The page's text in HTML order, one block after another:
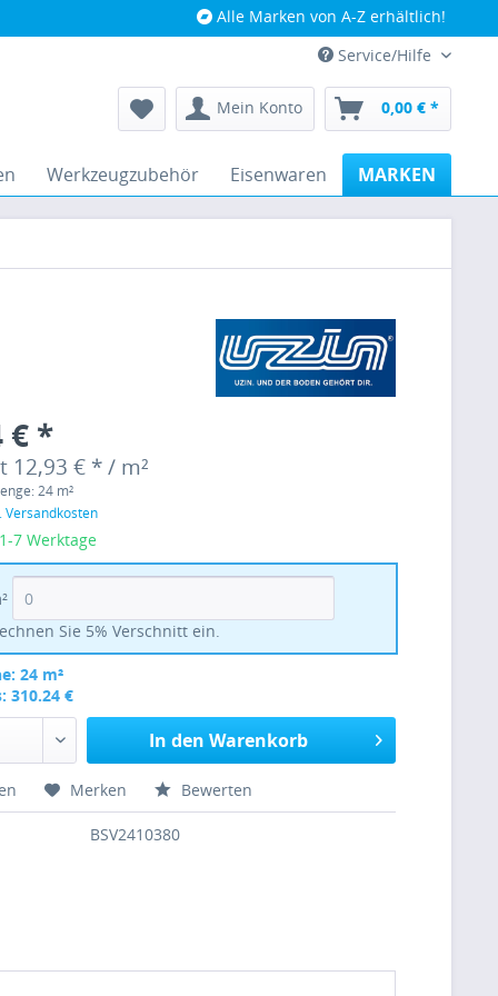
Alle Marken von A-Z erhältlich!
Service/Hilfe
Mein Konto 0,00 € *
Werkzeugzubehör Eisenwaren MARKEN
€ *
12,93 € * / m²
24 m²
Versandkosten
7 Werktage
Sie 5% Verschnitt ein.
24 m²
310.24 €
In den Warenkorb
Merken Bewerten
BSV2410380